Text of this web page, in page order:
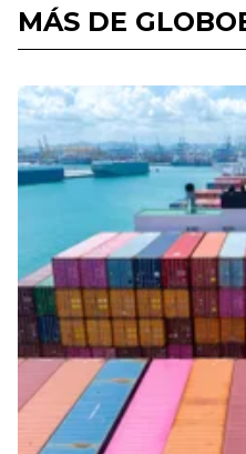
MÁS DE